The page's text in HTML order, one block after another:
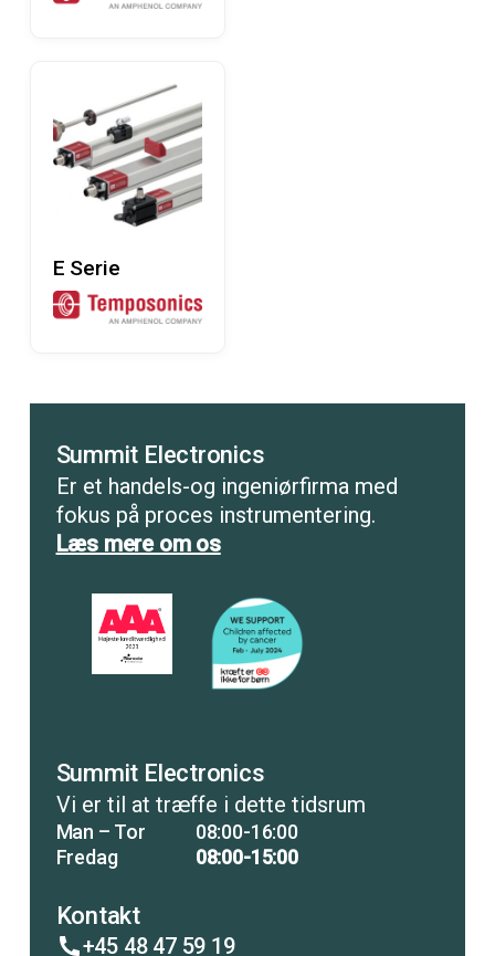
E Serie
Summit Electronics
Er et handels-og ingeniørfirma med
fokus på proces instrumentering.
Læs mere om os
Summit Electronics
Vi er til at træffe i dette tidsrum
Man – Tor
Fredag
08:00-16:00
08:00-15:00
Kontakt
+45 48 47 59 19